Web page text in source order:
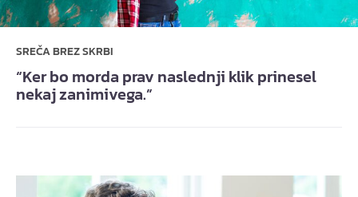
SREČA BREZ SKRBI
“Ker bo morda prav naslednji klik prinesel
nekaj zanimivega.”